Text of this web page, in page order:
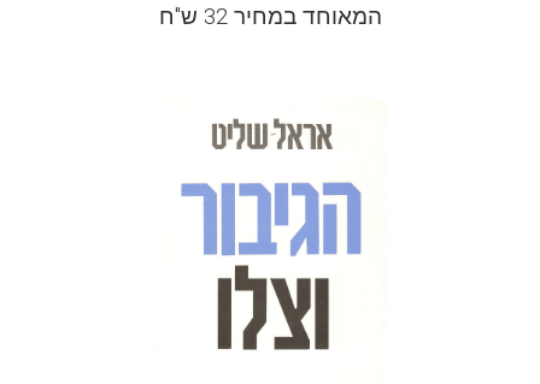
המאוחד במחיר 32 ש"ח